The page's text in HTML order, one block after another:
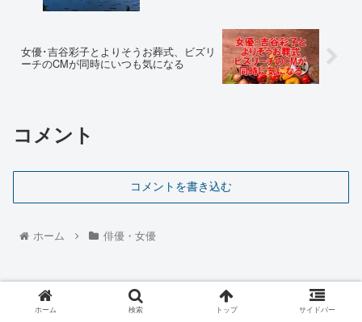
女優･吉谷彩子とよりそうお葬式、ビズリ
ーチのCMが同時にいつも気になる
コメント
コメントを書き込む
ホーム 俳優・女優
ホーム 検索 トップ サイドバー